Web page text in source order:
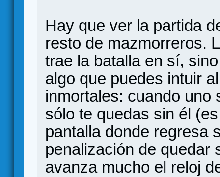
Hay que ver la partida
resto de mazmorreros.
trae la batalla en sí,
algo que puedes intuir
inmortales: cuando uno
sólo te quedas sin él
pantalla donde regresa
penalización de quedar
avanza mucho el reloj